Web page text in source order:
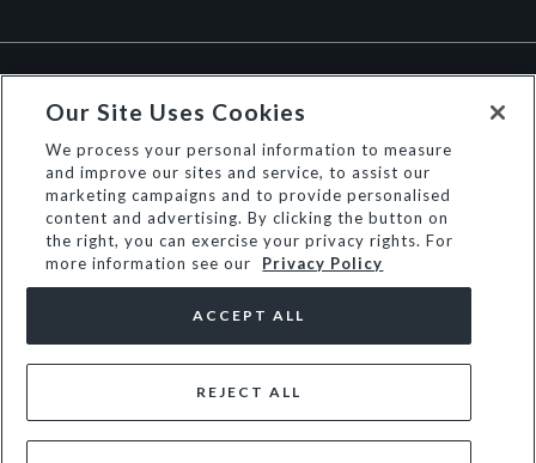
© Dune Group Limited
Our Site Uses Cookies
We process your personal information to measure
and improve our sites and service, to assist our
marketing campaigns and to provide personalised
content and advertising. By clicking the button on
the right, you can exercise your privacy rights. For
more information see our
Privacy Policy
REJECT ALL
ACCEPT ALL